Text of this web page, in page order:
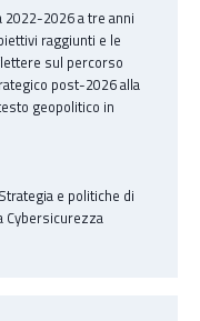
2022-2026 a tre anni
raggiunti e le
sul percorso
post-2026 alla
geopolitico in
e politiche di
Cybersicurezza